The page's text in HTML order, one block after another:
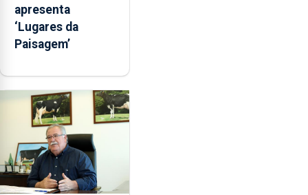
apresenta
‘Lugares da
Paisagem’